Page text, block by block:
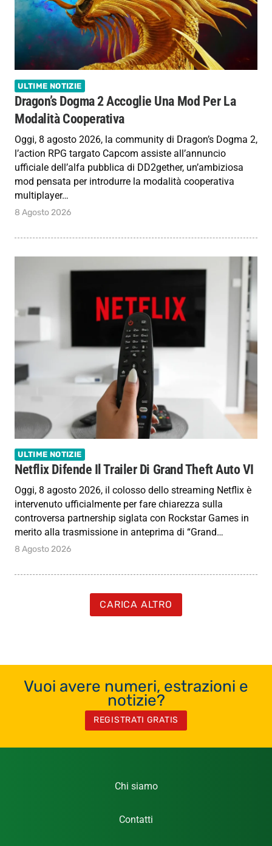
ULTIME NOTIZIE
Dragon’s Dogma 2 Accoglie Una Mod Per La
Modalità Cooperativa
Oggi, 8 agosto 2026, la community di Dragon’s Dogma 2,
l’action RPG targato Capcom assiste all’annuncio
ufficiale dell’alfa pubblica di DD2gether, un’ambiziosa
mod pensata per introdurre la modalità cooperativa
multiplayer…
8 Agosto 2026
ULTIME NOTIZIE
Netflix Difende Il Trailer Di Grand Theft Auto VI
Oggi, 8 agosto 2026, il colosso dello streaming Netflix è
intervenuto ufficialmente per fare chiarezza sulla
controversa partnership siglata con Rockstar Games in
merito alla trasmissione in anteprima di “Grand…
8 Agosto 2026
CARICA ALTRO
Vuoi avere numeri, estrazioni e
notizie?
REGISTRATI GRATIS
Chi siamo
Contatti